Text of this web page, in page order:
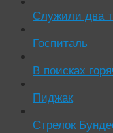
Служили два
Госпиталь
В поисках
Пиджак
Стрелок